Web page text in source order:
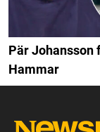
Pär Johansson
Hammar